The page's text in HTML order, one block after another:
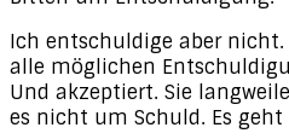
Ich entschuldige aber
alle möglichen
Und akzeptiert. Sie
es nicht um Schuld. Es